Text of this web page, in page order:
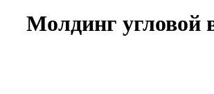
Молдинг угловой